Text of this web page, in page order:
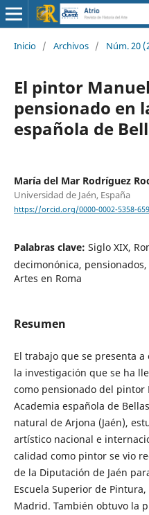
Inicio / Archivos / Núm. 20
El pintor
pensionado en
española de
María del Mar Rodríguez
Universidad de Jaén, España
https://orcid.org/0000-0002-5358-
Palabras clave: Siglo XIX,
decimonónica,
Artes en Roma
Resumen
El trabajo que se presenta
la investigación que se ha
como pensionado del pintor
Academia española de
natural de Arjona (Jaén),
artístico nacional e
calidad como pintor se vio
de la Diputación de Jaén
Escuela Superior de
Madrid. También obtuvo la